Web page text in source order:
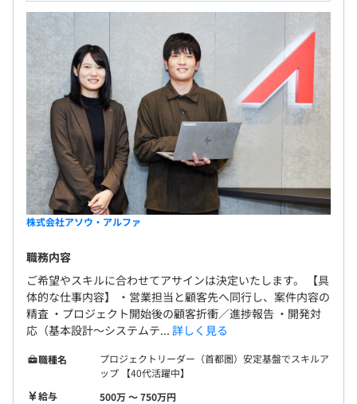
株式会社アソウ・アルファ
職務内容
ご希望やスキルに合わせてアサインは決定いたします。 【具
体的な仕事内容】 ・営業担当と顧客先へ同行し、案件内容の
精査 ・プロジェクト開始後の顧客折衝／進捗報告 ・開発対
応（基本設計～システムテ... 詳しく見る
職種名
プロジェクトリーダー（首都圏）安定基盤でスキルア
ップ 【40代活躍中】
給与
500万 〜 750万円